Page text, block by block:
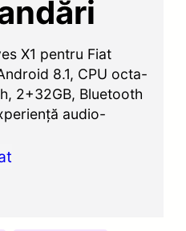
X1 pentru Fiat
8.1, CPU octa-
2+32GB, Bluetooth
audio-